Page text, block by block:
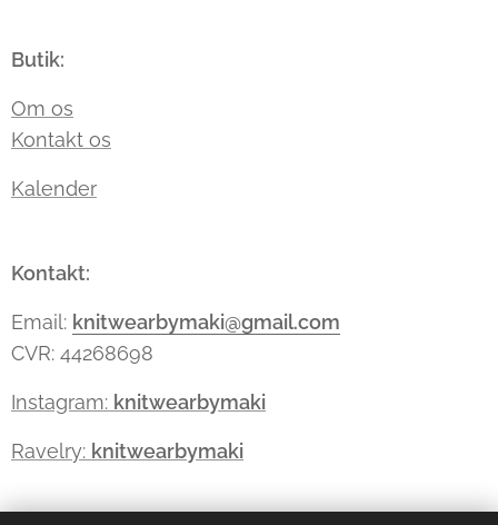
Butik:
Om os
Kontakt os
Kalender
Kontakt:
Email: knitwearbymaki@gmail.com
CVR: 44268698
Instagram: knitwearbymaki
Ravelry: knitwearbymaki